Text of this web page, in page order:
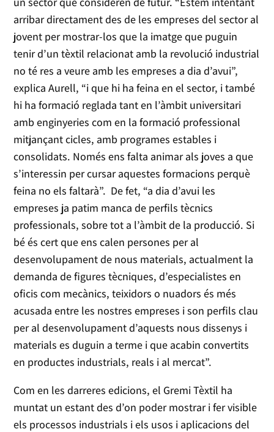
arribar directament des de les empreses del sector al
jovent per mostrar-los que la imatge que puguin
tenir d’un tèxtil relacionat amb la revolució industrial
no té res a veure amb les empreses a dia d’avui”,
explica Aurell, “i que hi ha feina en el sector, i també
hi ha formació reglada tant en l’àmbit universitari
amb enginyeries com en la formació professional
mitjançant cicles, amb programes estables i
consolidats. Només ens falta animar als joves a que
s’interessin per cursar aquestes formacions perquè
feina no els faltarà”. De fet, “a dia d’avui les
empreses ja patim manca de perfils tècnics
professionals, sobre tot a l’àmbit de la producció. Si
bé és cert que ens calen persones per al
desenvolupament de nous materials, actualment la
demanda de figures tècniques, d’especialistes en
oficis com mecànics, teixidors o nuadors és més
acusada entre les nostres empreses i son perfils clau
per al desenvolupament d’aquests nous dissenys i
materials es duguin a terme i que acabin convertits
en productes industrials, reals i al mercat”.
Com en les darreres edicions, el Gremi Tèxtil ha
muntat un estant des d’on poder mostrar i fer visible
els processos industrials i els usos i aplicacions del